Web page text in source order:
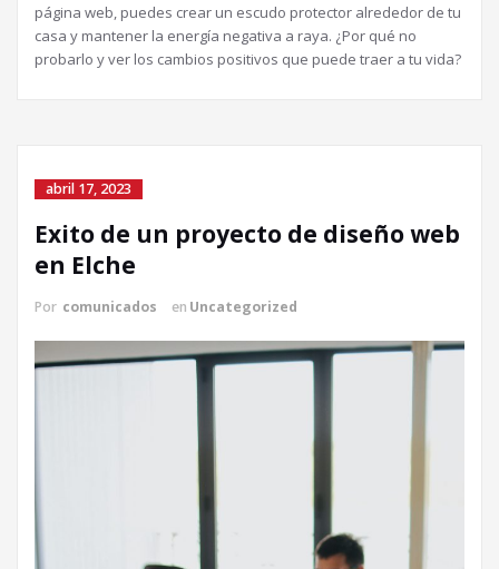
página web, puedes crear un escudo protector alrededor de tu
casa y mantener la energía negativa a raya. ¿Por qué no
probarlo y ver los cambios positivos que puede traer a tu vida?
abril 17, 2023
Exito de un proyecto de diseño web
en Elche
Por comunicados en Uncategorized